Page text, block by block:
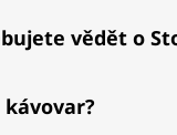
vědět o
kávovar?